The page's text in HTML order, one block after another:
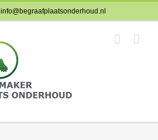
info@begraafplaatsonderhoud.nl